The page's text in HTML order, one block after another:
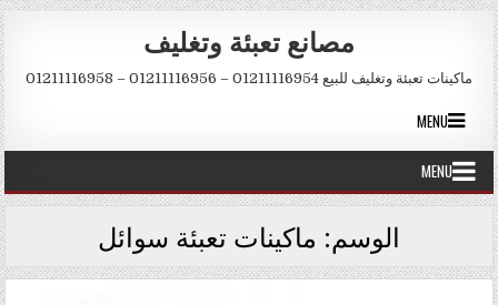
Skip to content
مصانع تعبئة وتغليف
ماكينات تعبئة وتغليف للبيع 01211116954 – 01211116956 – 01211116958
MENU
MENU
الوسم: ماكينات تعبئة سوائل